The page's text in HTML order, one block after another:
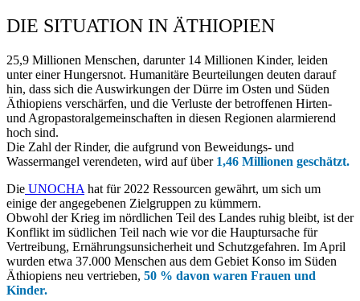
DIE SITUATION IN ÄTHIOPIEN
25,9 Millionen Menschen, darunter 14 Millionen Kinder, leiden
unter einer Hungersnot. Humanitäre Beurteilungen deuten darauf
hin, dass sich die Auswirkungen der Dürre im Osten und Süden
Äthiopiens verschärfen, und die Verluste der betroffenen Hirten-
und Agropastoralgemeinschaften in diesen Regionen alarmierend
hoch sind.
Die Zahl der Rinder, die aufgrund von Beweidungs- und
Wassermangel verendeten, wird auf über 1,46 Millionen geschätzt.
Die UNOCHA hat für 2022 Ressourcen gewährt, um sich um
einige der angegebenen Zielgruppen zu kümmern.
Obwohl der Krieg im nördlichen Teil des Landes ruhig bleibt, ist der
Konflikt im südlichen Teil nach wie vor die Hauptursache für
Vertreibung, Ernährungsunsicherheit und Schutzgefahren. Im April
wurden etwa 37.000 Menschen aus dem Gebiet Konso im Süden
Äthiopiens neu vertrieben, 50 % davon waren Frauen und
Kinder.